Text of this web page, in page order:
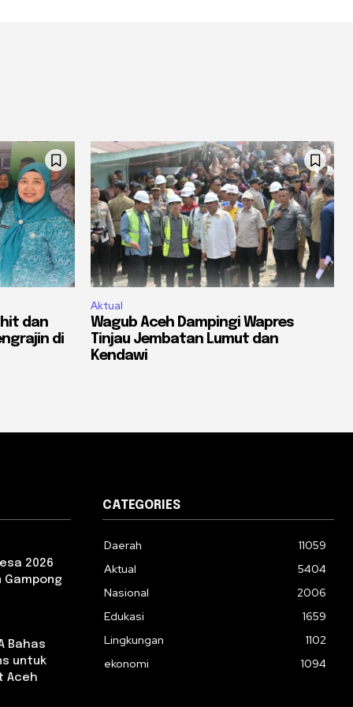
dan
di
Aktual
Wagub Aceh Dampingi Wapres
Tinjau Jembatan Lumut dan
Kendawi
2026
Gampong
Bahas
untuk
Aceh
CATEGORIES
Daerah
11059
Aktual
5404
Nasional
2006
Edukasi
1659
Lingkungan
1102
ekonomi
1094